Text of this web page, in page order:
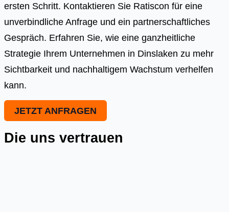
ersten Schritt. Kontaktieren Sie Ratiscon für eine
unverbindliche Anfrage und ein partnerschaftliches
Gespräch. Erfahren Sie, wie eine ganzheitliche
Strategie Ihrem Unternehmen in Dinslaken zu mehr
Sichtbarkeit und nachhaltigem Wachstum verhelfen
kann.
JETZT ANFRAGEN
Die uns vertrauen